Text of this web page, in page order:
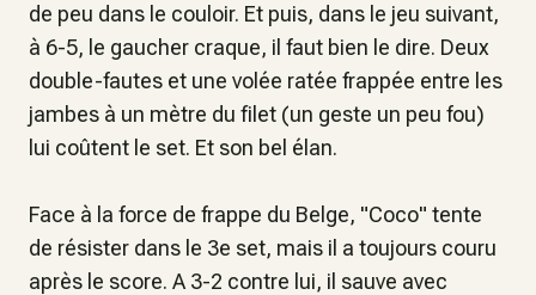
de peu dans le couloir. Et puis, dans le jeu suivant,
à 6-5, le gaucher craque, il faut bien le dire. Deux
double-fautes et une volée ratée frappée entre les
jambes à un mètre du filet (un geste un peu fou)
lui coûtent le set. Et son bel élan.
Face à la force de frappe du Belge, "Coco" tente
de résister dans le 3e set, mais il a toujours couru
après le score. A 3-2 contre lui, il sauve avec